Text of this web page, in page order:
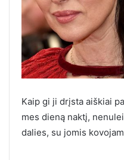
Kaip gi ji drįsta aiškiai
mes dieną naktį,
dalies, su jomis